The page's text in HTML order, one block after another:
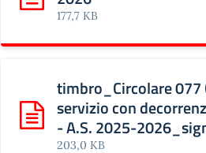
Scarica: Tabella riepilogativa
177,7 KB
Scarica: timbro_Circolare 077
timbro_Circolare 077
servizio con
- A.S. 2025-
203,0 KB